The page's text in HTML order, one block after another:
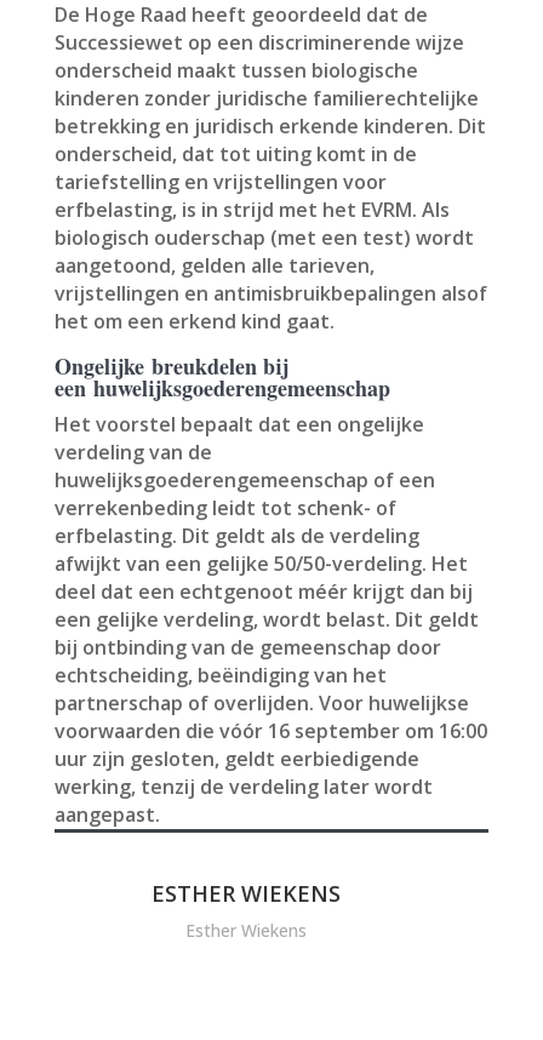
De Hoge Raad heeft geoordeeld dat de
Successiewet op een discriminerende wijze
onderscheid maakt tussen biologische
kinderen zonder juridische familierechtelijke
betrekking en juridisch erkende kinderen. Dit
onderscheid, dat tot uiting komt in de
tariefstelling en vrijstellingen voor
erfbelasting, is in strijd met het EVRM. Als
biologisch ouderschap (met een test) wordt
aangetoond, gelden alle tarieven,
vrijstellingen en antimisbruikbepalingen alsof
het om een erkend kind gaat.
Ongelijke breukdelen bij
een huwelijksgoederengemeenschap
Het voorstel bepaalt dat een ongelijke
verdeling van de
huwelijksgoederengemeenschap of een
verrekenbeding leidt tot schenk- of
erfbelasting. Dit geldt als de verdeling
afwijkt van een gelijke 50/50-verdeling. Het
deel dat een echtgenoot méér krijgt dan bij
een gelijke verdeling, wordt belast. Dit geldt
bij ontbinding van de gemeenschap door
echtscheiding, beëindiging van het
partnerschap of overlijden. Voor huwelijkse
voorwaarden die vóór 16 september om 16:00
uur zijn gesloten, geldt eerbiedigende
werking, tenzij de verdeling later wordt
aangepast.
ESTHER WIEKENS
Esther Wiekens